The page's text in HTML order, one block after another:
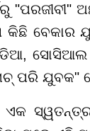
"ପରଜୀବୀ"
ବେକାର
ପରି ଯୁବକ"
ଏକ